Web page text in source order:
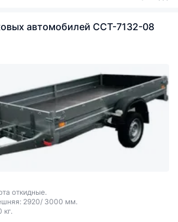
автомобилей ССТ-7132-08
откидные.
2920/ 3000 мм.
кг.